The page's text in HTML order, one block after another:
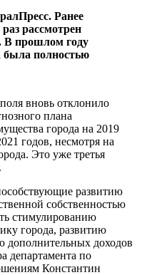
Ранее
рассмотрен
В прошлом году
была полностью
вновь отклонило
плана
города на 2019
годов, несмотря на
Это уже третья
развитию
собственностью
стимулированию
города, развитию
дополнительных доходов
департамента по
Константин